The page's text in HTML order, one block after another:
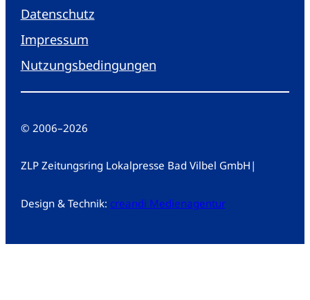
Datenschutz
Impressum
Nutzungsbedingungen
© 2006–2026
ZLP Zeitungsring Lokalpresse Bad Vilbel GmbH |
Design & Technik: creandi Medienagentur